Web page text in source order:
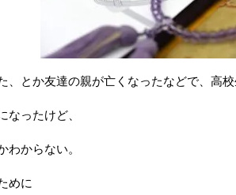
、とか友達の親が亡くなったなどで、高
なったけど、
わからない。
めに